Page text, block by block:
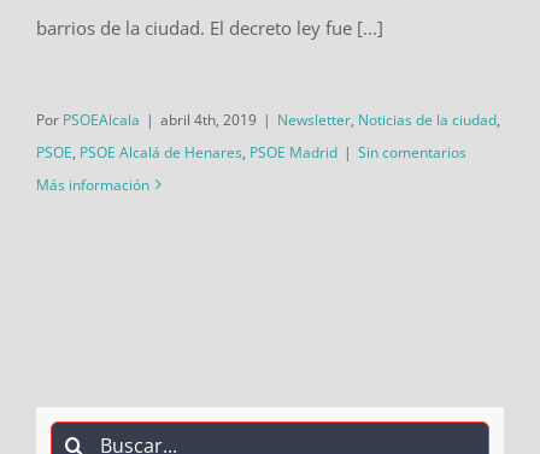
barrios de la ciudad. El decreto ley fue [...]
Por PSOEAlcala | abril 4th, 2019 | Newsletter, Noticias de la ciudad,
PSOE, PSOE Alcalá de Henares, PSOE Madrid | Sin comentarios
Más información
Buscar: